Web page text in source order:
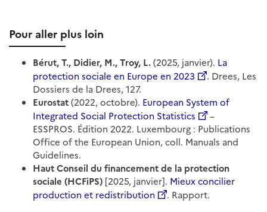
Pour aller plus loin
Bérut, T., Didier, M., Troy, L.(2025, janvier). La
protection sociale en Europe en 2023
. Drees, Les
Dossiers de la Drees, 127.
Eurostat(2022, octobre). European System of
Integrated Social Protection Statistics
–
ESSPROS. Édition 2022. Luxembourg : Publications
Office of the European Union, coll. Manuals and
Guidelines.
Haut Conseil du financement de la protection
sociale (HCFiPS) [2025, janvier]. Mieux concilier
production et redistribution
. Rapport.